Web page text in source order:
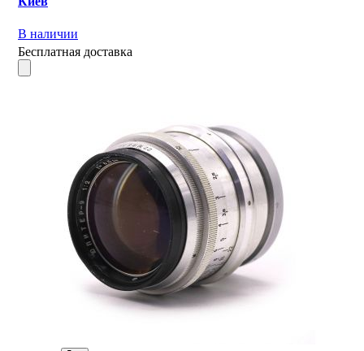
В наличии
Бесплатная доставка